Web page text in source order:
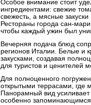
Особое внимание стоит
ингредиентами: свежие
свежесть, а мясные
Рестораны города сан-
чтобы каждый ужин был
Вечерняя подача блюд
регионов Италии. Белые и
закусками, создавая
для туристов и ценителей
Для полноценного
открытыми террасами, где
Панорамный вид усиливает
особенно